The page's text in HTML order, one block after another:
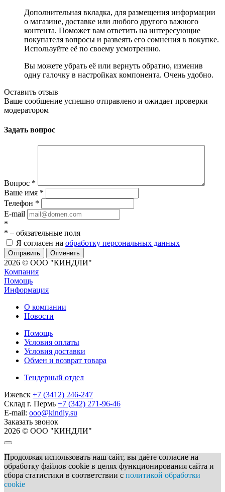
Дополнительная вкладка, для размещения информации
о магазине, доставке или любого другого важного
контента. Поможет вам ответить на интересующие
покупателя вопросы и развеять его сомнения в покупке.
Используйте её по своему усмотрению.
Вы можете убрать её или вернуть обратно, изменив
одну галочку в настройках компонента. Очень удобно.
Оставить отзыв
Ваше сообщение успешно отправлено и ожидает проверки
модератором
Задать вопрос
Вопрос *
Ваше имя *
Телефон *
E-mail
*
* – обязательные поля
Я согласен на обработку персональных данных
Отменить
2026 © ООО "КИНДЛИ"
Компания
Помощь
Информация
О компании
Новости
Помощь
Условия оплаты
Условия доставки
Обмен и возврат товара
Тендерный отдел
Ижевск +7 (3412) 246-247
Склад г. Пермь +7 (342) 271-96-46
E-mail: ooo@kindly.su
Заказать звонок
2026 © ООО "КИНДЛИ"
Продолжая использовать наш сайт, вы даёте согласие на
обработку файлов cookie в целях функционирования сайта и
сбора статистики в соответствии с политикой обработки
cookie